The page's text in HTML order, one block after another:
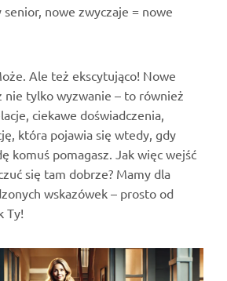
nowe zwyczaje = nowe
Ale też ekscytująco! Nowe
nie tylko wyzwanie – to również
ciekawe doświadczenia,
która pojawia się wtedy, gdy
komuś pomagasz. Jak więc wejść
się tam dobrze? Mamy dla
wskazówek – prosto od
Ty!